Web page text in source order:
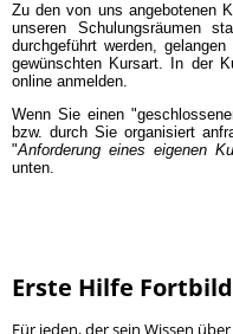
Zu den von uns angebotenen
unseren Schulungsräumen
durchgeführt werden,
gewünschten Kursart. In der
online anmelden.
Wenn Sie einen
bzw. durch Sie organisiert
"Anforderung eines eigenen
unten.
Erste Hilfe
Für jeden, der sein Wissen